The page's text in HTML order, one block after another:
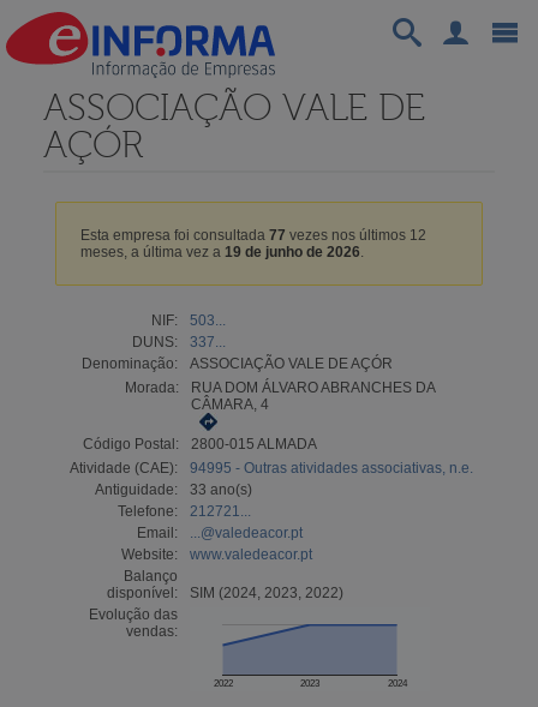
ASSOCIAÇÃO VALE DE
AÇÓR
Esta empresa foi consultada 77 vezes nos últimos 12
meses, a última vez a 19 de junho de 2026.
NIF:
503...
DUNS:
337...
Denominação:
ASSOCIAÇÃO VALE DE AÇÓR
Morada:
RUA DOM ÁLVARO ABRANCHES DA
CÂMARA, 4
Código Postal:
2800-015 ALMADA
Atividade (CAE):
94995 - Outras atividades associativas, n.e.
Antiguidade:
33 ano(s)
Telefone:
212721...
Email:
...@valedeacor.pt
Website:
www.valedeacor.pt
Balanço
disponível:
SIM (2024, 2023, 2022)
Evolução das
vendas:
2022 2023 2024